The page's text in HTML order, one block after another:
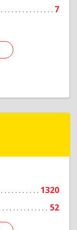
7
1320
52
Подробнее